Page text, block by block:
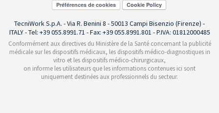
Préférences de cookies
TecniWork S.p.A. - Via R. Benini 8 - 50013 Campi Bisenzio (Firenze) -
ITALY - Tel: +39 055.8991.71 - Fax: +39 055.8991.801 - P.IVA: 01812000485
Conformément aux directives du Ministère de la Santé concernant la publicité
médicale sur les dispositifs médicaux, les dispositifs médico-diagnostiques in
vitro et les dispositifs médico-chirurgicaux,
on informe les utilisateurs que les informations contenues ici sont
uniquement destinées aux professionnels du secteur.